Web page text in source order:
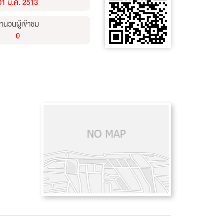
ม.ค. 2513
นวนผู้เข้าชม
0